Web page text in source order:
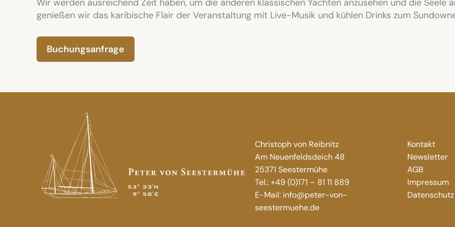
Wir werden ausreichend Zeit haben, um die anderen klassischen Yachten anzusehen und die Seele
genießen wir das karibische Flair der Veranstaltung mit Live-Musik und kühlen Drinks zum
Buchungsanfrage
Christoph von Reibnitz
Am Neuenfeldsdeich 48
25371 Seestermühe
Tel.: +49 (0)171 – 81 11 889
E-Mail: info@peter-von-
seestermuehe.de
Kontakt
Newsletter
AGB
Impressum
Datenschutz